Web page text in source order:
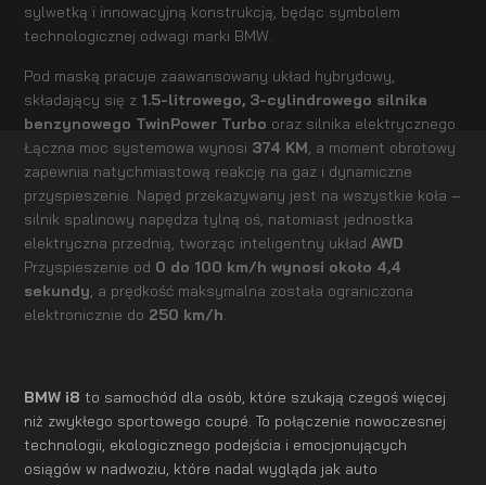
sylwetką i innowacyjną konstrukcją, będąc symbolem
technologicznej odwagi marki BMW.
Pod maską pracuje zaawansowany układ hybrydowy,
składający się z 1.5-litrowego, 3-cylindrowego silnika
benzynowego TwinPower Turbo oraz silnika elektrycznego.
Łączna moc systemowa wynosi 374 KM , a moment obrotowy
zapewnia natychmiastową reakcję na gaz i dynamiczne
przyspieszenie. Napęd przekazywany jest na wszystkie koła –
silnik spalinowy napędza tylną oś, natomiast jednostka
elektryczna przednią, tworząc inteligentny układAWD
Przyspieszenie od 0 do 100 km/h wynosi około 4,4
sekundy , a prędkość maksymalna została ograniczona
elektronicznie do 250 km/h
BMW i8 to samochód dla osób, które szukają czegoś więcej
niż zwykłego sportowego coupé. To połączenie nowoczesnej
technologii, ekologicznego podejścia i emocjonujących
osiągów w nadwoziu, które nadal wygląda jak auto